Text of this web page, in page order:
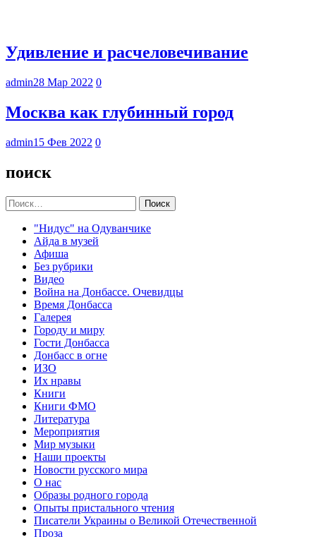
Удивление и расчеловечивание
admin28 Мар 2022 0
Москва как глубинный город
admin15 Фев 2022 0
поиск
Найти:
"Нидус" на Одуванчике
Айда в музей
Афиша
Без рубрики
Видео
Война на Донбассе. Очевидцы
Время Донбасса
Галерея
Городу и миру
Гости Донбасса
Донбасс в огне
ИЗО
Их нравы
Книги
Книги ФМО
Литература
Мероприятия
Мир музыки
Наши проекты
Новости русского мира
О нас
Образы родного города
Опыты пристального чтения
Писатели Украины о Великой Отечественной
Проза